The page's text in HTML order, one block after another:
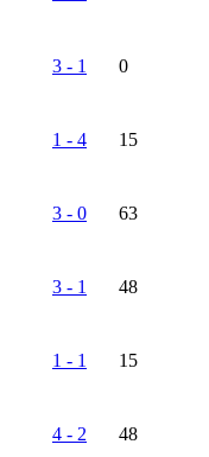
3 - 1
0
1 - 4
15
3 - 0
63
3 - 1
48
1 - 1
15
4 - 2
48